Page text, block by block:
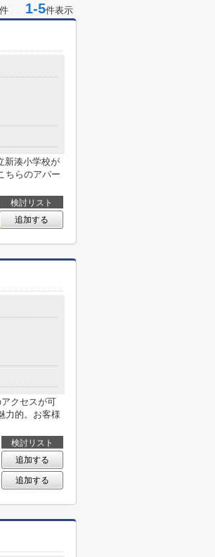
件 1-5件表示
新湊小学校が
ちらのアパー
検討リスト
追加する
クセスが可
力的。お客様
検討リスト
追加する
追加する